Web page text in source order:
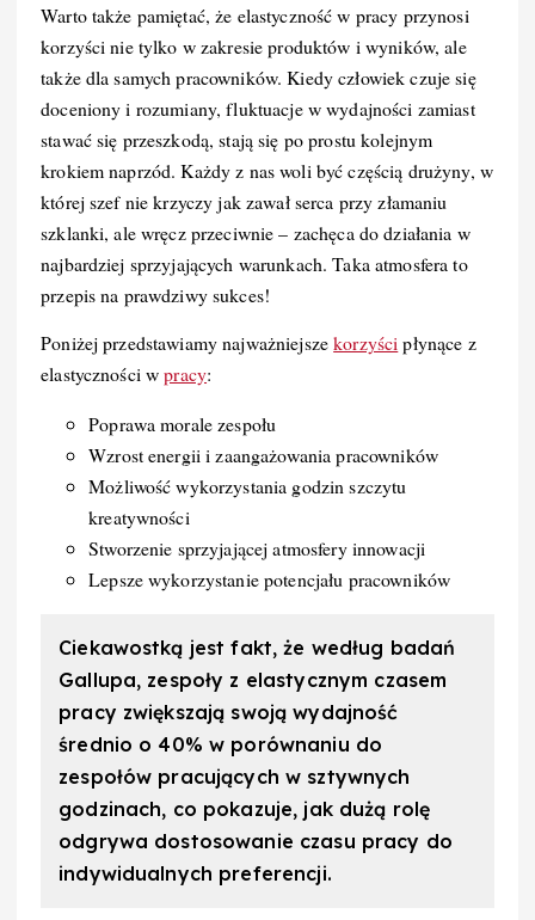
Warto także pamiętać, że elastyczność w pracy przynosi
korzyści nie tylko w zakresie produktów i wyników, ale
także dla samych pracowników. Kiedy człowiek czuje się
doceniony i rozumiany, fluktuacje w wydajności zamiast
stawać się przeszkodą, stają się po prostu kolejnym
krokiem naprzód. Każdy z nas woli być częścią drużyny, w
której szef nie krzyczy jak zawał serca przy złamaniu
szklanki, ale wręcz przeciwnie – zachęca do działania w
najbardziej sprzyjających warunkach. Taka atmosfera to
przepis na prawdziwy sukces!
Poniżej przedstawiamy najważniejszekorzyści płynące z
elastyczności wpracy:
Poprawa morale zespołu
Wzrost energii i zaangażowania pracowników
Możliwość wykorzystania godzin szczytu
kreatywności
Stworzenie sprzyjającej atmosfery innowacji
Lepsze wykorzystanie potencjału pracowników
Ciekawostką jest fakt, że według badań
Gallupa, zespoły z elastycznym czasem
pracy zwiększają swoją wydajność
średnio o 40% w porównaniu do
zespołów pracujących w sztywnych
godzinach, co pokazuje, jak dużą rolę
odgrywa dostosowanie czasu pracy do
indywidualnych preferencji.